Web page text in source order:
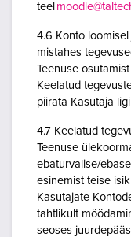
teel
4.6 Konto
mistahes
Teenuse
Keelatud
piirata Kasutaja
4.7 Keelatud
Teenuse
ebaturvalise/
esinemist teise
Kasutajate
tahtlikult
seoses